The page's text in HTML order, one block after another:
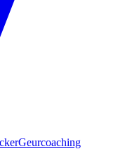
Geurcoaching